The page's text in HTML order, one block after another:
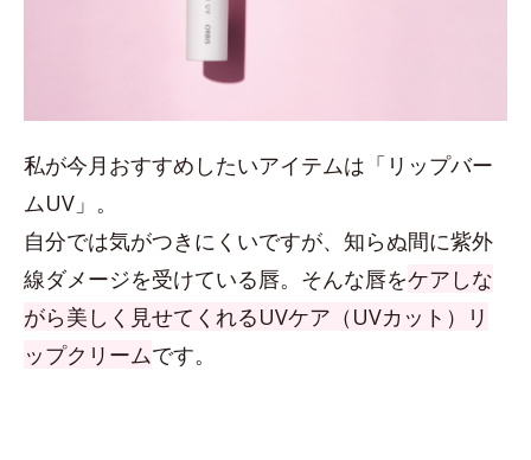
私が今月おすすめしたいアイテムは「リップバー
ムUV」。
自分では気がつきにくいですが、知らぬ間に紫外
線ダメージを受けている唇。そんな唇をケアしな
がら美しく見せてくれるUVケア（UVカット）リ
ップクリームです。